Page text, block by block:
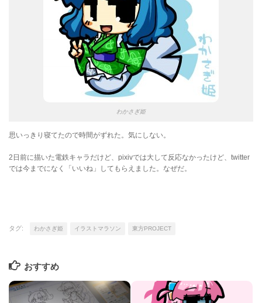
わかさぎ姫
思いっきり寝てたので時間がずれた。気にしない。
2日前に描いた電鉄キャラだけど、pixivでは大して反応なかったけど、twitter
では今までになく「いいね」してもらえました。なぜだ。
タグ: わかさぎ姫 イラストマラソン 東方PROJECT
おすすめ